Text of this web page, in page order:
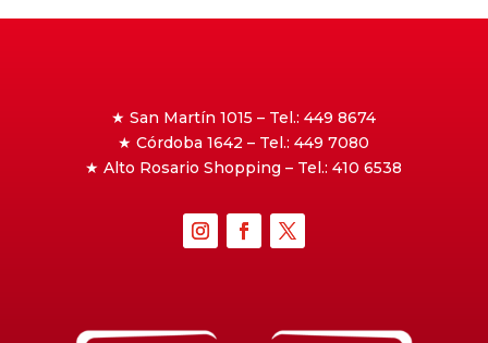
★ San Martín 1015 – Tel.: 449 8674
★ Córdoba 1642 – Tel.: 449 7080
★ Alto Rosario Shopping – Tel.: 410 6538